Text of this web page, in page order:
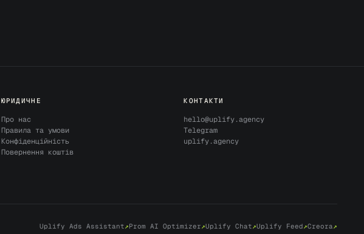
ЮРИДИЧНЕ
Про нас
Правила та умови
Конфіденційність
Повернення коштів
КОНТАКТИ
hello@uplify.agency
Telegram
uplify.agency
Uplify Ads Assistant↗Prom AI Optimizer↗Uplify Chat↗Uplify Feed↗Creora↗